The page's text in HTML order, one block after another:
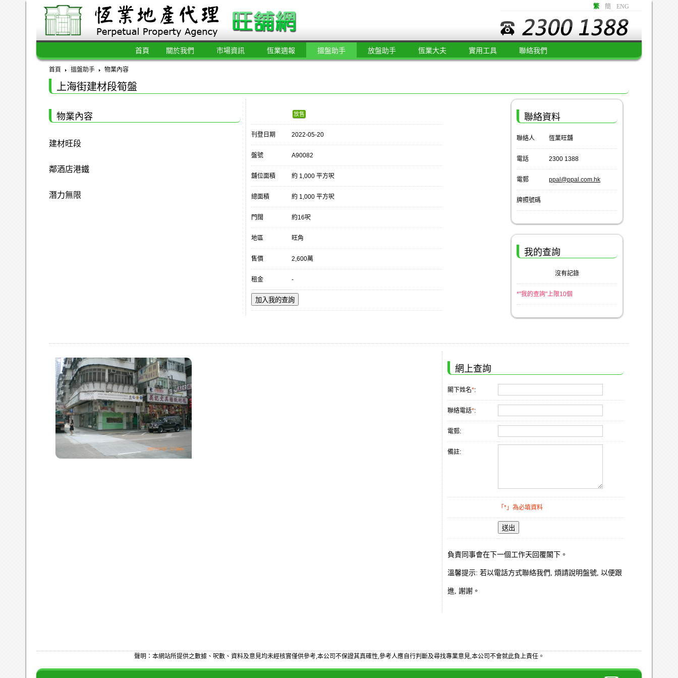
繁 簡 ENG
首頁 關於我們 市場資訊 恆業週報 搵盤助手 放盤助手 恆業大夫 實用工具 聯絡我們
首頁 搵盤助手 物業內容
上海街建材段筍盤
物業內容
建材旺段
鄰酒店港鐵
潛力無限
放售
刊登日期 2022-05-20
盤號 A90082
舖位面積 約 1,000 平方呎
總面積 約 1,000 平方呎
門闊 約16呎
地區 旺角
售價 2,600萬
租金 -
加入我的查詢
聯絡資料
聯絡人 恆業旺舖
電話 2300 1388
電郵 ppal@ppal.com.hk
牌照號碼
我的查詢
沒有記錄
*"我的查詢"上限10個
網上查詢
閣下姓名*:
聯絡電話*:
電郵:
備註:
「*」為必填資料
送出
負責同事會在下一個工作天回覆閣下。
溫馨提示: 若以電話方式聯絡我們, 煩請說明盤號, 以便跟
進, 謝謝。
聲明：本網站所提供之數據、呎數、資料及意見均未經核實僅供參考,本公司不保證其真確性,參考人應自行判斷及尋找專業意見,本公司不會就此負上責任。